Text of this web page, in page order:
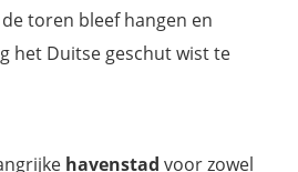
toren bleef hangen en
het Duitse geschut wist te
havenstad voor zowel